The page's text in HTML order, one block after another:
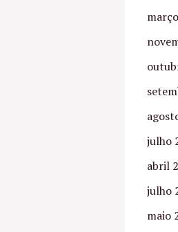
julho
abril
julho
maio